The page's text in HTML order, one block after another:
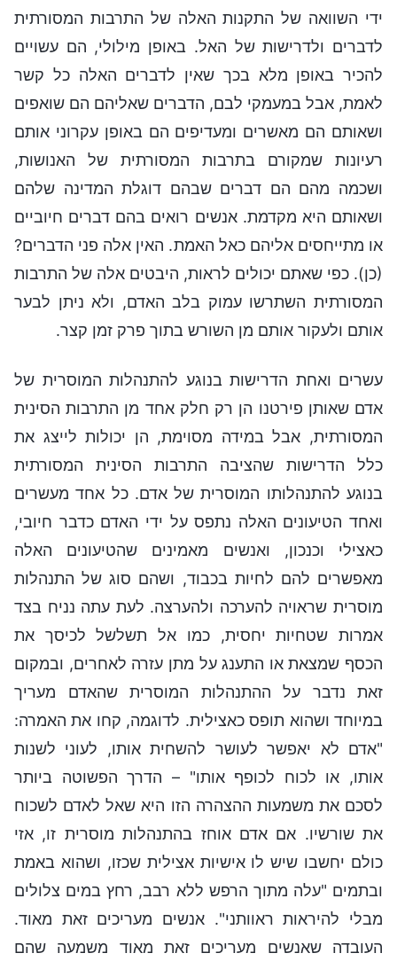
ידי השוואה של התקנות האלה של התרבות המסורתית
לדברים ולדרישות של האל. באופן מילולי, הם עשויים
להכיר באופן מלא בכך שאין לדברים האלה כל קשר
לאמת, אבל במעמקי לבם, הדברים שאליהם הם שואפים
ושאותם הם מאשרים ומעדיפים הם באופן עקרוני אותם
רעיונות שמקורם בתרבות המסורתית של האנושות,
ושכמה מהם הם דברים שבהם דוגלת המדינה שלהם
ושאותם היא מקדמת. אנשים רואים בהם דברים חיוביים
או מתייחסים אליהם כאל האמת. האין אלה פני הדברים?
(כן). כפי שאתם יכולים לראות, היבטים אלה של התרבות
המסורתית השתרשו עמוק בלב האדם, ולא ניתן לבער
אותם ולעקור אותם מן השורש בתוך פרק זמן קצר.
עשרים ואחת הדרישות בנוגע להתנהלות המוסרית של
אדם שאותן פירטנו הן רק חלק אחד מן התרבות הסינית
המסורתית, אבל במידה מסוימת, הן יכולות לייצג את
כלל הדרישות שהציבה התרבות הסינית המסורתית
בנוגע להתנהלותו המוסרית של אדם. כל אחד מעשרים
ואחד הטיעונים האלה נתפס על ידי האדם כדבר חיובי,
כאצילי וכנכון, ואנשים מאמינים שהטיעונים האלה
מאפשרים להם לחיות בכבוד, ושהם סוג של התנהלות
מוסרית שראויה להערכה ולהערצה. לעת עתה נניח בצד
אמרות שטחיות יחסית, כמו אל תשלשל לכיסך את
הכסף שמצאת או התענג על מתן עזרה לאחרים, ובמקום
זאת נדבר על ההתנהלות המוסרית שהאדם מעריך
במיוחד ושהוא תופס כאצילית. לדוגמה, קחו את האמרה:
"אדם לא יאפשר לעושר להשחית אותו, לעוני לשנות
אותו, או לכוח לכופף אותו" – הדרך הפשוטה ביותר
לסכם את משמעות ההצהרה הזו היא שאל לאדם לשכוח
את שורשיו. אם אדם אוחז בהתנהלות מוסרית זו, אזי
כולם יחשבו שיש לו אישיות אצילית שכזו, ושהוא באמת
ובתמים "עלה מתוך הרפש ללא רבב, רחץ במים צלולים
מבלי להיראות ראוותני". אנשים מעריכים זאת מאוד.
העובדה שאנשים מעריכים זאת מאוד משמעה שהם